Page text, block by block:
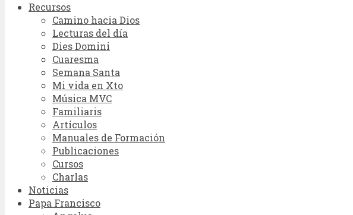
Recursos
Camino hacia Dios
Lecturas del día
Dies Domini
Cuaresma
Semana Santa
Mi vida en Xto
Música MVC
Familiaris
Artículos
Manuales de Formación
Publicaciones
Cursos
Charlas
Noticias
Papa Francisco